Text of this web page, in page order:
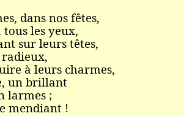
dans nos fêtes,
les yeux,
sur leurs têtes,
à leurs charmes,
un brillant
larmes ;
mendiant !